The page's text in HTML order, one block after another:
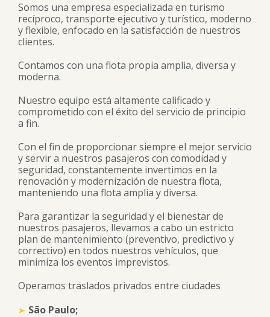
Somos una empresa especializada en turismo
recíproco, transporte ejecutivo y turístico, moderno
y flexible, enfocado en la satisfacción de nuestros
clientes.
Contamos con una flota propia amplia, diversa y
moderna.
Nuestro equipo está altamente calificado y
comprometido con el éxito del servicio de principio
a fin.
Con el fin de proporcionar siempre el mejor servicio
y servir a nuestros pasajeros con comodidad y
seguridad, constantemente invertimos en la
renovación y modernización de nuestra flota,
manteniendo una flota amplia y diversa.
Para garantizar la seguridad y el bienestar de
nuestros pasajeros, llevamos a cabo un estricto
plan de mantenimiento (preventivo, predictivo y
correctivo) en todos nuestros vehículos, que
minimiza los eventos imprevistos.
Operamos traslados privados entre ciudades
São Paulo;